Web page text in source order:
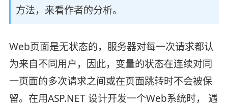
方法，来看作者的分析。
Web页面是无状态的，服务器对每一次请求都认
为来自不同用户，因此，变量的状态在连续对同
一页面的多次请求之间或在页面跳转时不会被保
留。在用ASP.NET 设计开发一个Web系统时， 遇